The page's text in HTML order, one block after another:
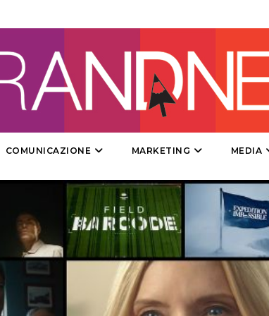
DESIGN
PUNTI VENDITA
CSR
COMUNICAZIONE MARKETING MEDIA